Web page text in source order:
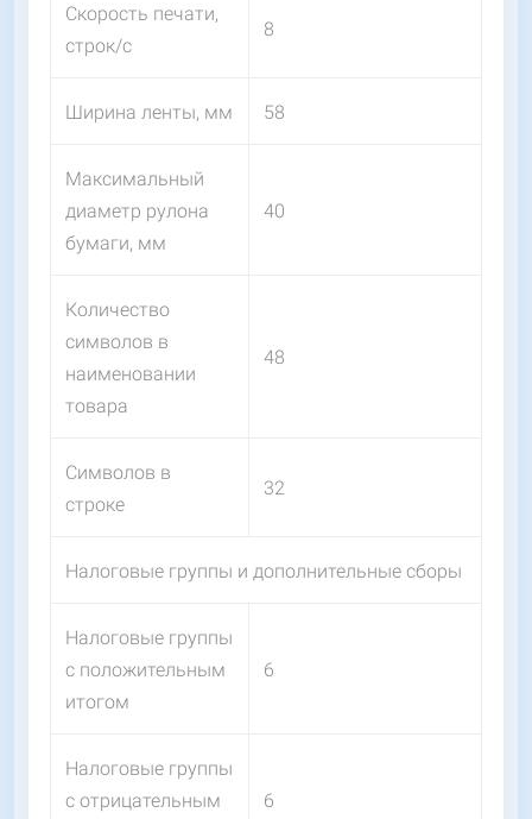
Скорость печати,
строк/с
8
Ширина ленты, мм 58
Максимальный
диаметр рулона
бумаги, мм
40
Количество
символов в
наименовании
товара
48
Символов в
строке
32
Налоговые группы и дополнительные сборы
Налоговые группы
с положительным
итогом
6
Налоговые группы
с отрицательным
6